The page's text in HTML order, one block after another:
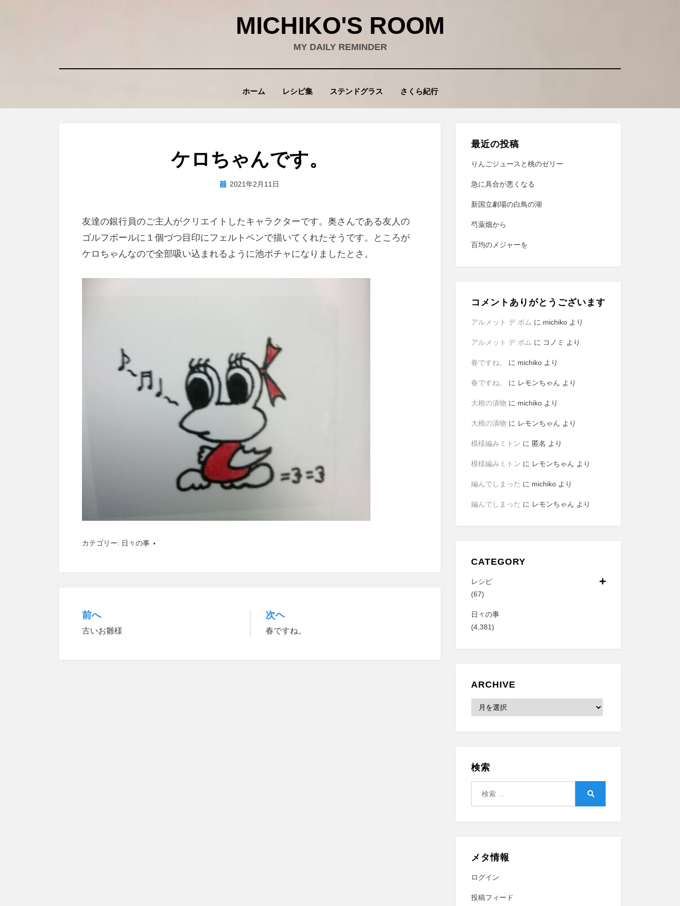
MICHIKO'S ROOM
MY DAILY REMINDER
ホーム レシピ集 ステンドグラス さくら紀行
ケロちゃんです。
投稿者wad
投 2021年2月11日
友達の銀行員のご主人がクリエイトしたキャラクターです。奥さんである友人の
ゴルフボールに１個づつ目印にフェルトペンで描いてくれたそうです。ところが
ケロちゃんなので全部吸い込まれるように池ポチャになりましたとさ。
カテゴリー: 日々の事
投
稿
前へ
古いお雛様
次ヘ
春ですね。
最近の投稿
りんごジュースと桃のゼリー
急に具合が悪くなる
新国立劇場の白鳥の湖
芍薬畑から
百均のメジャーを
コメントありがとうございます
アルメット デ ポム に michikoより
アルメット デ ポム に コノミ より
春ですね。 に michikoより
春ですね。 に レモンちゃん より
大根の漬物 に michikoより
大根の漬物 に レモンちゃん より
模様編みミトン に 匿名 より
模様編みミトン に レモンちゃん より
編んでしまった に michikoより
編んでしまった に レモンちゃん より
CATEGORY
レシピ
(67)
日々の事
(4,381)
ARCHIVE
Archive
検索
メタ情報
ログイン
投稿フィード